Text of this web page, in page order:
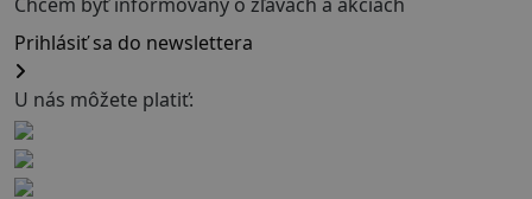
Prihlásiť sa do newslettera
U nás môžete platiť: